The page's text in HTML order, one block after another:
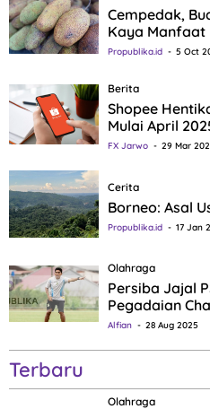
Cempedak,
Kaya Manfaat
Propublika.id 5 Oct
Berita
Shopee
Mulai April
FX Jarwo 29 Mar
Cerita
Borneo: Asal
Propublika.id 17 Jan
Olahraga
Persiba Jajal
Pegadaian
Alfian 28 Aug 2025
Terbaru
Olahraga